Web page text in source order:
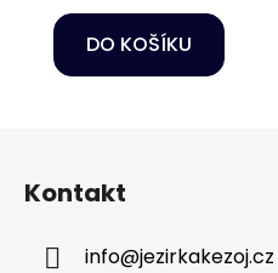
DO KOŠÍKU
Kontakt
info@jezirkakezoj.cz